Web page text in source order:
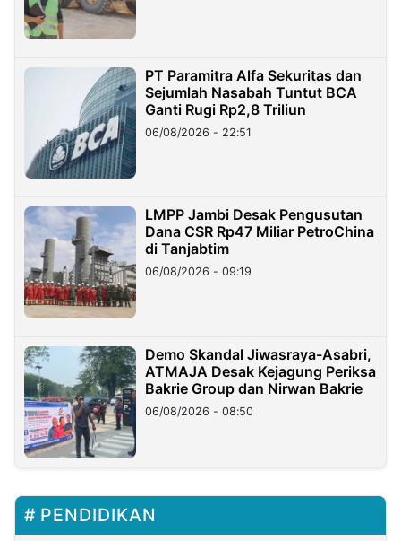
PT Paramitra Alfa Sekuritas dan
Sejumlah Nasabah Tuntut BCA
Ganti Rugi Rp2,8 Triliun
06/08/2026 - 22:51
LMPP Jambi Desak Pengusutan
Dana CSR Rp47 Miliar PetroChina
di Tanjabtim
06/08/2026 - 09:19
Demo Skandal Jiwasraya-Asabri,
ATMAJA Desak Kejagung Periksa
Bakrie Group dan Nirwan Bakrie
06/08/2026 - 08:50
PENDIDIKAN